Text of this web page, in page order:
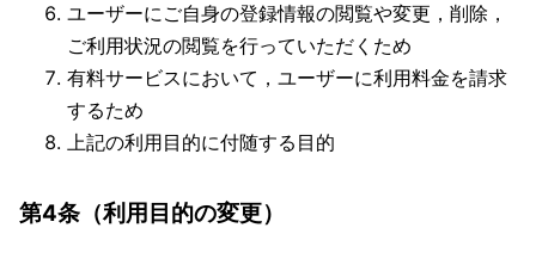
ユーザーにご自身の登録情報の閲覧や変更，削除，
ご利用状況の閲覧を行っていただくため
有料サービスにおいて，ユーザーに利用料金を請求
するため
上記の利用目的に付随する目的
第4条（利用目的の変更）